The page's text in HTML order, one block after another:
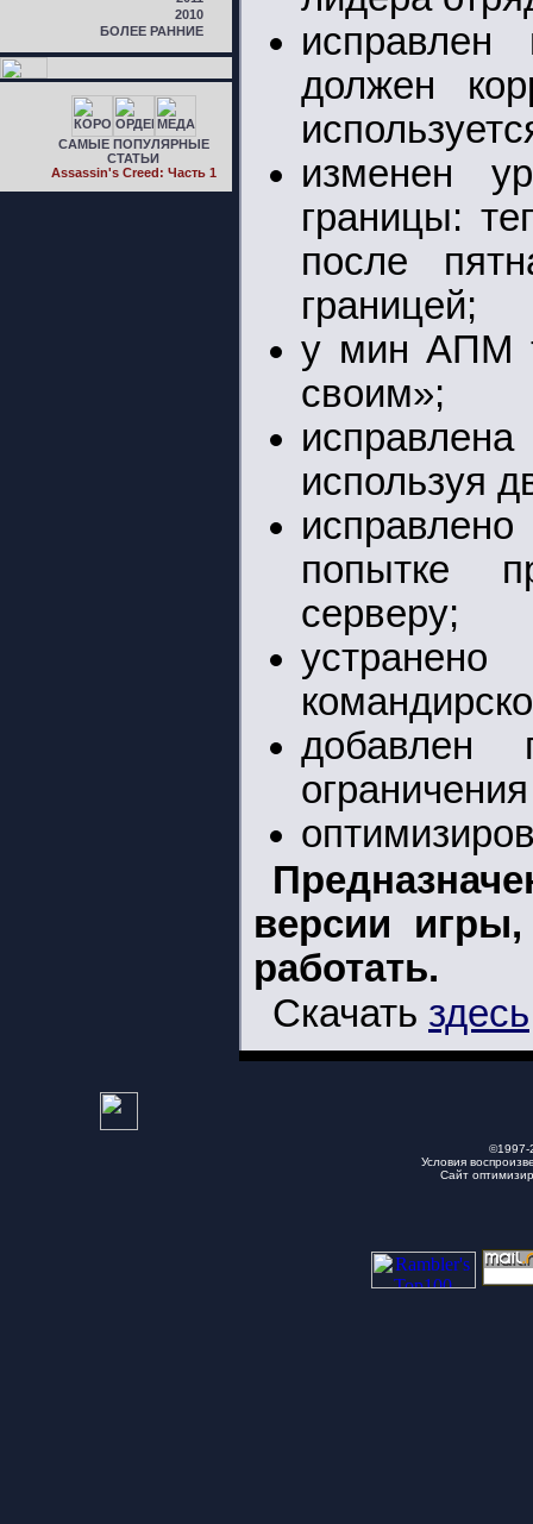
2010
БОЛЕЕ РАННИЕ
САМЫЕ ПОПУЛЯРНЫЕ
СТАТЬИ
Assassin's Creed: Часть 1
должен
изменен
границы:
после
границей;
у мин АПМ
своим»;
используя
попытке
серверу;
добавлен
версии
работать.
Скачать здесь
Условия
Сайт